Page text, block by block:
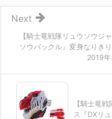
【騎士竜戦隊リュウソウジ
ソウバックル』変身なりきり
2019
Next
【騎士竜
ス『DXリ